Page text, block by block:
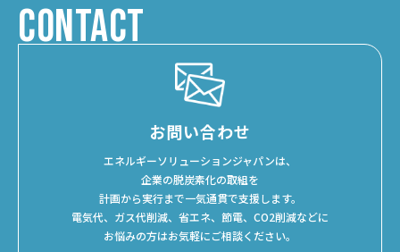
CONTACT
お問い合わせ
エネルギーソリューションジャパンは、
企業の脱炭素化の取組を
計画から実行まで一気通貫で支援します。
電気代、ガス代削減、省エネ、節電、CO2削減などに
お悩みの方はお気軽にご相談ください。